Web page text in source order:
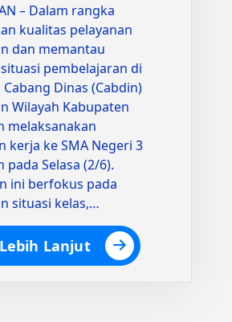
– Dalam rangka
kualitas pelayanan
dan memantau
pembelajaran di
Dinas (Cabdin)
Wilayah Kabupaten
melaksanakan
kerja ke SMA Negeri 3
pada Selasa (2/6).
ini berfokus pada
situasi kelas,…
Lanjut